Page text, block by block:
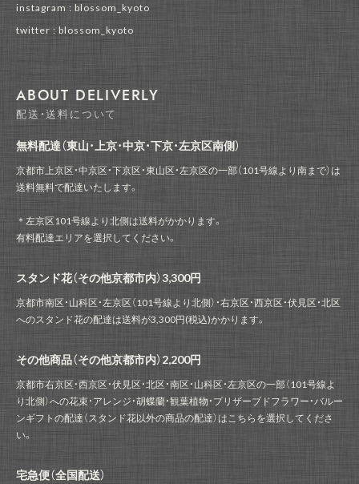
instagram : blossom_kyoto
twitter : blossom_kyoto
ABOUT DELIVERLY
配送・送料について
無料配達（東山・上京・中京・下京・左京区南側）
京都市上京区・中京区・下京区・東山区・左京区の一部（101号線より南まで）は
送料無料で配達いたします。
＊左京区101号線より北側は送料がかかります。
有料配達エリアを選択してください。
スタンド花（その他京都市内）3,300円
京都市南区・山科区・左京区（101号線より北側）・右京区・西京区・伏見区・北区
へのスタンド花の配達は送料が3,300円(税込)かかります。
その他商品（その他京都市内）2,200円
京都市右京区・西京区・伏見区・北区・南区・山科区・左京区の一部（101号線よ
り北側）への花束・アレンジ・胡蝶蘭・観葉植物・プリザーブドフラワー・バルー
ンギフトの配達（スタンド花以外の商品の配達）はこちらを選択してくださ
い。
宅急便（全国配送）